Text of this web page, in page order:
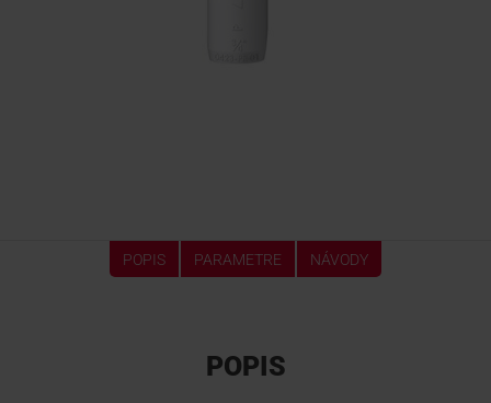
POPIS PARAMETRE NÁVODY
POPIS